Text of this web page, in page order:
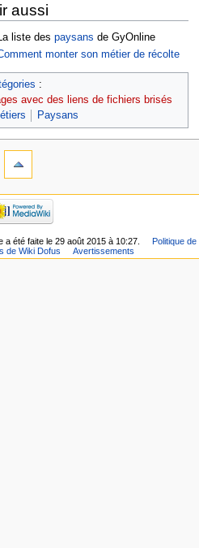
aussi
liste despaysans de GyOnline
monter son métier de récolte
:
avec des liens de fichiers brisés
Paysans
été faite le 29 août 2015 à 10:27.
Politique de
de Wiki Dofus Avertissements